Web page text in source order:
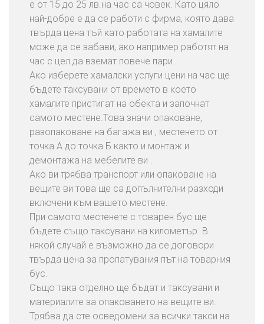
е от 15 до 25 лв.на час са човек. Като цяло
най-добре е да се работи с фирма, която дава
твърда цена тъй като работата на хамалите
може да се забави, ако например работят на
час с цел да вземат повече пари.
Ако изберете хамалски услуги цени на час ще
бъдете таксувани от времето в което
хамалите пристигат на обекта и започнат
самото местене.Това значи опаковане,
разопаковане на багажа ви , местенето от
точка А до точка Б както и монтаж и
демонтажа на мебелите ви .
Ако ви трябва транспорт или опаковане на
вещите ви това ще са допълнителни разходи
включени към вашето местене.
При самото местенете с товарен бус ще
бъдете също таксувани на километър. В
някой случай е възможно да се договори
твърда цена за пропатувания път на товарния
бус.
Също така отделно ще бъдат и таксувани и
материалите за опаковането на вещите ви.
Трябва да сте осведомени за всички такси на